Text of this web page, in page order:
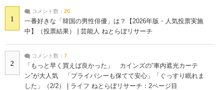
1
コメント数： 20
一番好きな「韓国の男性俳優」は？【2026年版・人気投票実施
中】（投票結果） | 芸能人 ねとらぼリサーチ
2
コメント数： 7
「もっと早く買えば良かった」 カインズの“車内遮光カーテ
ン”が大人気 「プライバシーも保てて安心」「ぐっすり眠れま
した」（2/2） | ライフ ねとらぼリサーチ：2ページ目